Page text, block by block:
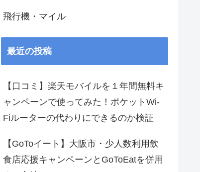
飛行機・マイル
最近の投稿
【口コミ】楽天モバイルを１年間無料キ
ャンペーンで使ってみた！ポケットWi-
Fiルーターの代わりにできるのか検証
【GoToイート】大阪市・少人数利用飲
食店応援キャンペーンとGoToEatを併用